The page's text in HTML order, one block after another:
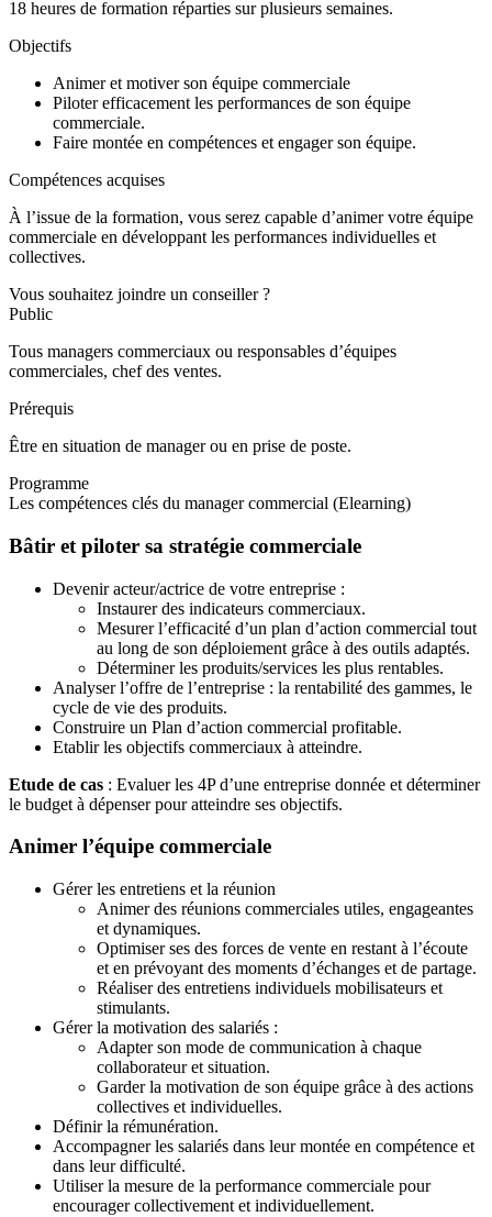
18 heures de formation réparties sur plusieurs semaines.
Objectifs
Animer et motiver son équipe commerciale
Piloter efficacement les performances de son équipe
commerciale.
Faire montée en compétences et engager son équipe.
Compétences acquises
À l’issue de la formation, vous serez capable d’animer votre équipe
commerciale en développant les performances individuelles et
collectives.
Vous souhaitez joindre un conseiller ?
Public
Tous managers commerciaux ou responsables d’équipes
commerciales, chef des ventes.
Prérequis
Être en situation de manager ou en prise de poste.
Programme
Les compétences clés du manager commercial (Elearning)
Bâtir et piloter sa stratégie commerciale
Devenir acteur/actrice de votre entreprise :
Instaurer des indicateurs commerciaux.
Mesurer l’efficacité d’un plan d’action commercial tout
au long de son déploiement grâce à des outils adaptés.
Déterminer les produits/services les plus rentables.
Analyser l’offre de l’entreprise : la rentabilité des gammes, le
cycle de vie des produits.
Construire un Plan d’action commercial profitable.
Etablir les objectifs commerciaux à atteindre.
Etude de cas : Evaluer les 4P d’une entreprise donnée et déterminer
le budget à dépenser pour atteindre ses objectifs.
Animer l’équipe commerciale
Gérer les entretiens et la réunion
Animer des réunions commerciales utiles, engageantes
et dynamiques.
Optimiser ses des forces de vente en restant à l’écoute
et en prévoyant des moments d’échanges et de partage.
Réaliser des entretiens individuels mobilisateurs et
stimulants.
Gérer la motivation des salariés :
Adapter son mode de communication à chaque
collaborateur et situation.
Garder la motivation de son équipe grâce à des actions
collectives et individuelles.
Définir la rémunération.
Accompagner les salariés dans leur montée en compétence et
dans leur difficulté.
Utiliser la mesure de la performance commerciale pour
encourager collectivement et individuellement.